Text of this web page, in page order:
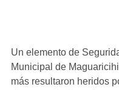
Un elemento de
Municipal de
más resultaron heridos